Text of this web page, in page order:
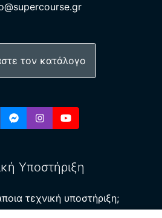
τον κατάλογο
Υποστήριξη
τεχνική υποστήριξη;